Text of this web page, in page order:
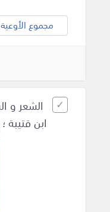
مجموع الأوعية
الشعر و
ابن قتيبة